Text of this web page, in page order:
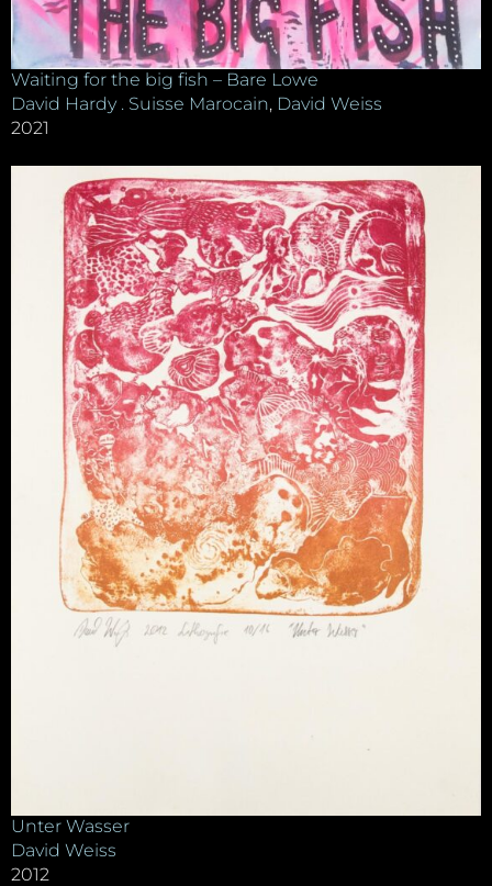
Waiting for the big fish – Bare Lowe
David Hardy . Suisse Marocain, David Weiss
2021
Unter Wasser
David Weiss
2012